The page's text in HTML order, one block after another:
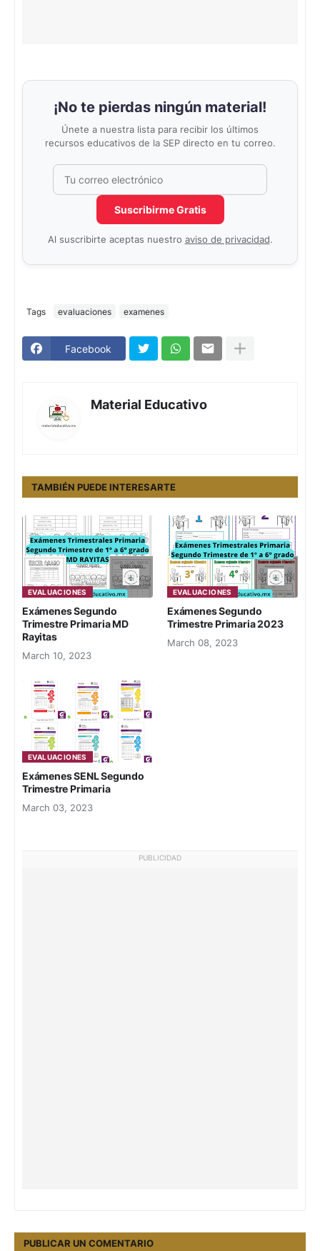
¡No te pierdas ningún material!
Únete a nuestra lista para recibir los últimos
recursos educativos de la SEP directo en tu correo.
No completar este campo
Suscribirme Gratis
Al suscribirte aceptas nuestro aviso de privacidad.
Tags evaluaciones examenes
Facebook
Material Educativo
TAMBIÉN PUEDE INTERESARTE
EVALUACIONES
Exámenes Segundo
Trimestre Primaria MD
Rayitas
March 10, 2023
EVALUACIONES
Exámenes Segundo
Trimestre Primaria 2023
March 08, 2023
EVALUACIONES
Exámenes SENL Segundo
Trimestre Primaria
March 03, 2023
PUBLICIDAD
PUBLICAR UN COMENTARIO